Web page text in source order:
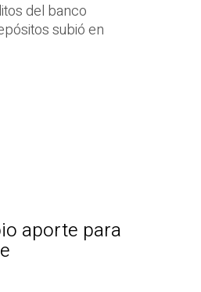
del banco
subió en
aporte para